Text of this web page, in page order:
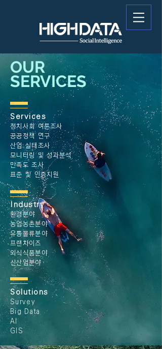
OUR
SERVICES
Services
정치사회여론조사
공공정책 연구
산업 실태조사
모니터링 및 성과분석
만족도 조사
표준 및 인증지원
Industry
환경분야
농업농촌분야
유통물류분야
프랜차이즈
외식식품분야
신산업분야
Solutions
Survey
Big Data
AI
GIS